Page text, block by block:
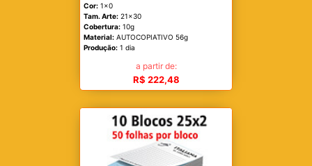
Cor: 1x0
Tam. Arte: 21x30
Cobertura: 10g
Material: AUTOCOPIATIVO 56g
Produção: 1 dia
a partir de:
R$ 222,48